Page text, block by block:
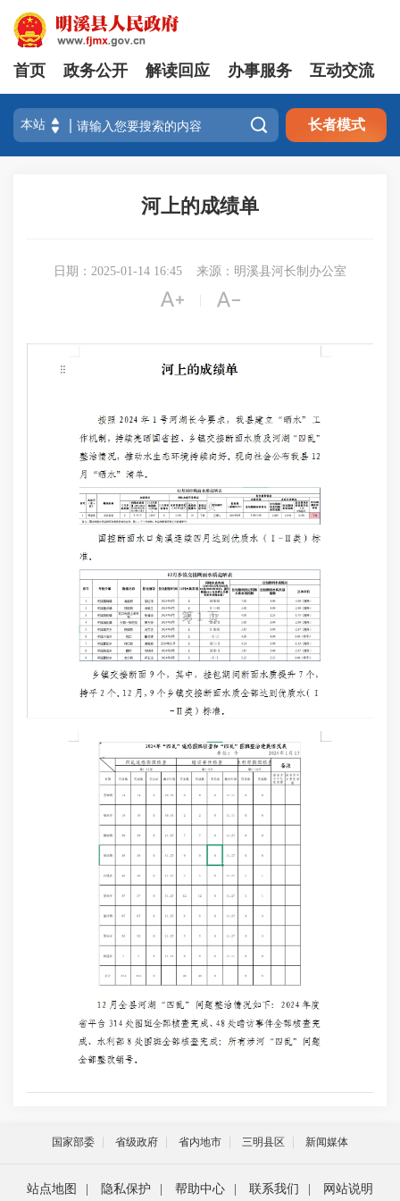
首页 政务公开 解读回应 办事服务 互动交流
 长者模式
河上的成绩单
日期：2025-01-14 16:45 来源：明溪县河长制办公室
 
国家部委 省级政府 省内地市 三明县区 新闻媒体
站点地图 隐私保护 帮助中心 联系我们 网站说明